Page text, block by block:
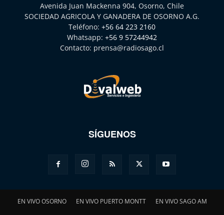
Avenida Juan Mackenna 904, Osorno, Chile
SOCIEDAD AGRICOLA Y GANADERA DE OSORNO A.G.
Teléfono: +56 64 223 2160
Whatsapp: +56 9 57244942
Contacto: prensa@radiosago.cl
SÍGUENOS
EN VIVO OSORNO EN VIVO PUERTO MONTT EN VIVO SAGO AM